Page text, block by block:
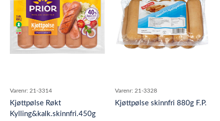
Varenr: 21-3314
Kjøttpølse Røkt
Kylling&kalk.skinnfri.450g
Varenr: 21-3328
Kjøttpølse skinnfri 880g F.P.